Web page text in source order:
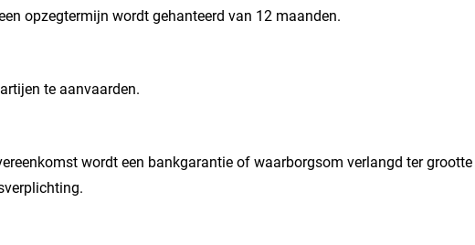
opzegtermijn wordt gehanteerd van 12 maanden.
te aanvaarden.
wordt een bankgarantie of waarborgsom verlangd ter grootte